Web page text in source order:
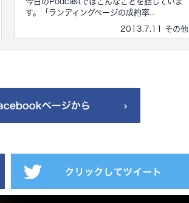
す。「ランディングページの成約率...
2013.7.11 その他